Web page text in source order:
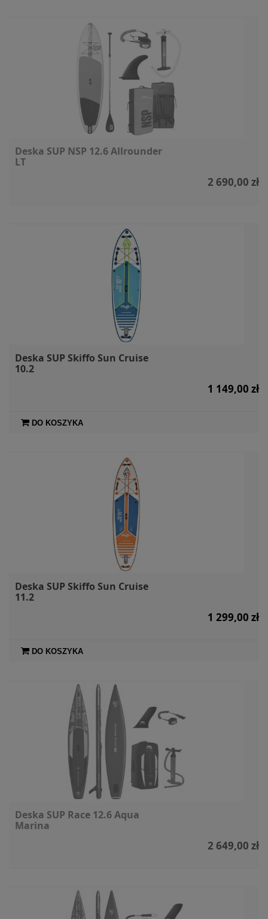
Deska SUP NSP 12.6 Allrounder
LT
2 690,00 zł
Deska SUP Skiffo Sun Cruise
10.2
1 149,00 zł
DO KOSZYKA
Deska SUP Skiffo Sun Cruise
11.2
1 299,00 zł
DO KOSZYKA
Deska SUP Race 12.6 Aqua
Marina
2 649,00 zł